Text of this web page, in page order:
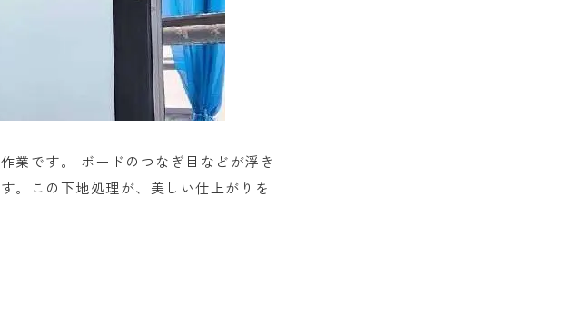
業です。 ボードのつなぎ目などが浮き
。この下地処理が、美しい仕上がりを